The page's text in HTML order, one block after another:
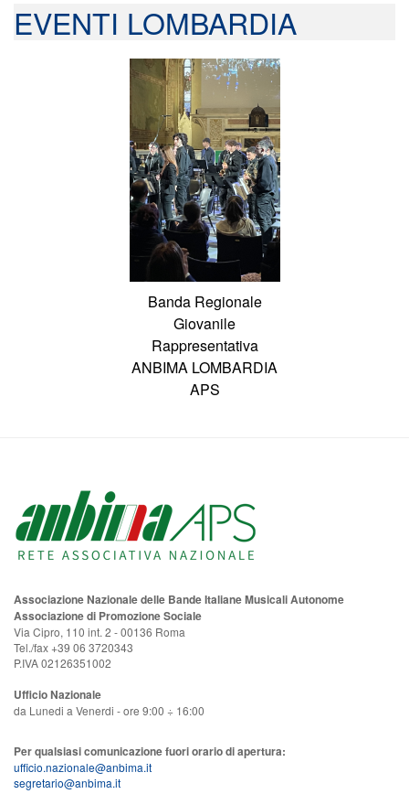
EVENTI LOMBARDIA
Banda Regionale
Giovanile
Rappresentativa
ANBIMA LOMBARDIA
APS
Associazione Nazionale delle Bande Italiane Musicali Autonome
Associazione di Promozione Sociale
Via Cipro, 110 int. 2 - 00136 Roma
Tel./fax +39 06 3720343
P.IVA 02126351002
Ufficio Nazionale
da Lunedi a Venerdi - ore 9:00 ÷ 16:00
Per qualsiasi comunicazione fuori orario di apertura:
ufficio.nazionale@anbima.it
segretario@anbima.it